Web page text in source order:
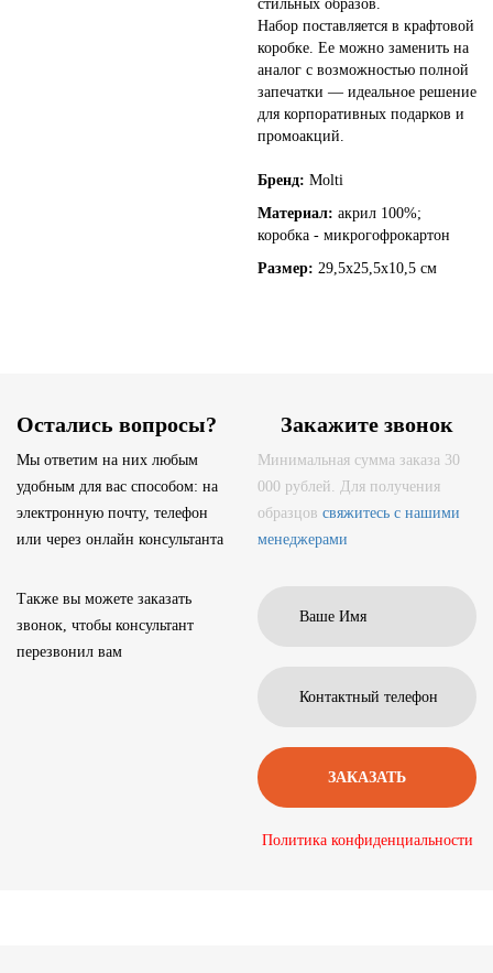
стильных образов.
Набор поставляется в крафтовой
коробке. Ее можно заменить на
аналог с возможностью полной
запечатки — идеальное решение
для корпоративных подарков и
промоакций.
Бренд: Molti
Материал: акрил 100%;
коробка - микрогофрокартон
Размер: 29,5х25,5х10,5 см
Остались вопросы?
Мы ответим на них любым
удобным для вас способом: на
электронную почту, телефон
или через онлайн консультанта
Также вы можете заказать
звонок, чтобы консультант
перезвонил вам
Закажите звонок
Минимальная сумма заказа 30
000 рублей. Для получения
образцов свяжитесь с нашими
менеджерами
Политика конфиденциальности